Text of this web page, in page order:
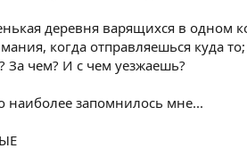
деревня варящихся в одном
когда отправляешься куда то;
За чем? И с чем уезжаешь?
наиболее запомнилось мне...